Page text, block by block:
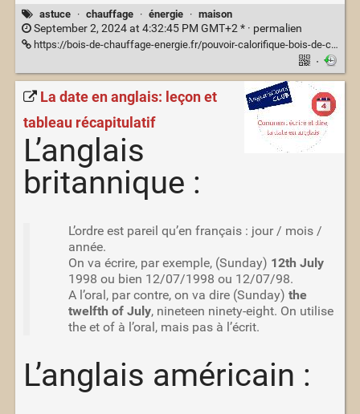
astuce · chauffage · énergie · maison
September 2, 2024 at 4:32:45 PM GMT+2 * · permalien
https://bois-de-chauffage-energie.fr/pouvoir-calorifique-bois-de-chauffage/
·
La date en anglais: leçon et
tableau récapitulatif
L’anglais
britannique :
L’ordre est pareil qu’en français : jour / mois /
année.
On va écrire, par exemple, (Sunday) 12th July
1998 ou bien 12/07/1998 ou 12/07/98.
A l’oral, par contre, on va dire (Sunday) the
twelfth of July, nineteen ninety-eight. On utilise
the et of à l’oral, mais pas à l’écrit.
L’anglais américain :